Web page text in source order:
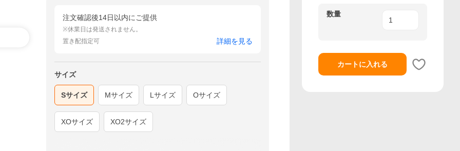
注文確認後14日以内にご提供
※休業日は発送されません。
置き配指定可
詳細を見る
サイズ
Sサイズ Mサイズ Lサイズ Oサイズ
XOサイズ XO2サイズ
数量
カートに入れる